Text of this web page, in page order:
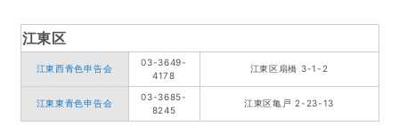
江東区
江東西青色申告会
03-3649-
4178
江東区扇橋 3-1-2
江東東青色申告会
03-3685-
8245
江東区亀戸 2-23-13